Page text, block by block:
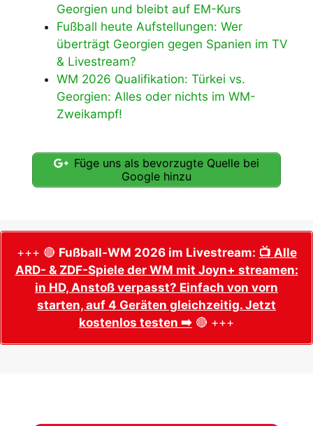
Georgien und bleibt auf EM-Kurs
Fußball heute Aufstellungen: Wer
überträgt Georgien gegen Spanien im TV
& Livestream?
WM 2026 Qualifikation: Türkei vs.
Georgien: Alles oder nichts im WM-
Zweikampf!
Füge uns als bevorzugte Quelle bei
Google hinzu
+++ 🔴 Fußball-WM 2026 im Livestream: 📺 Alle
ARD- & ZDF-Spiele der WM mit Joyn+ streamen:
in HD, Anstoß verpasst? Einfach von vorn
starten, auf 4 Geräten gleichzeitig. Jetzt
kostenlos testen ➡️ 🔴 +++